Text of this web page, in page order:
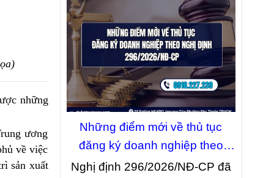
những
ương
về việc
sản xuất
Những điểm mới về thủ tục
đăng ký doanh nghiệp theo
Nghị định 296/2026/NĐ-CP
Nghị định 296/2026/NĐ-CP đã